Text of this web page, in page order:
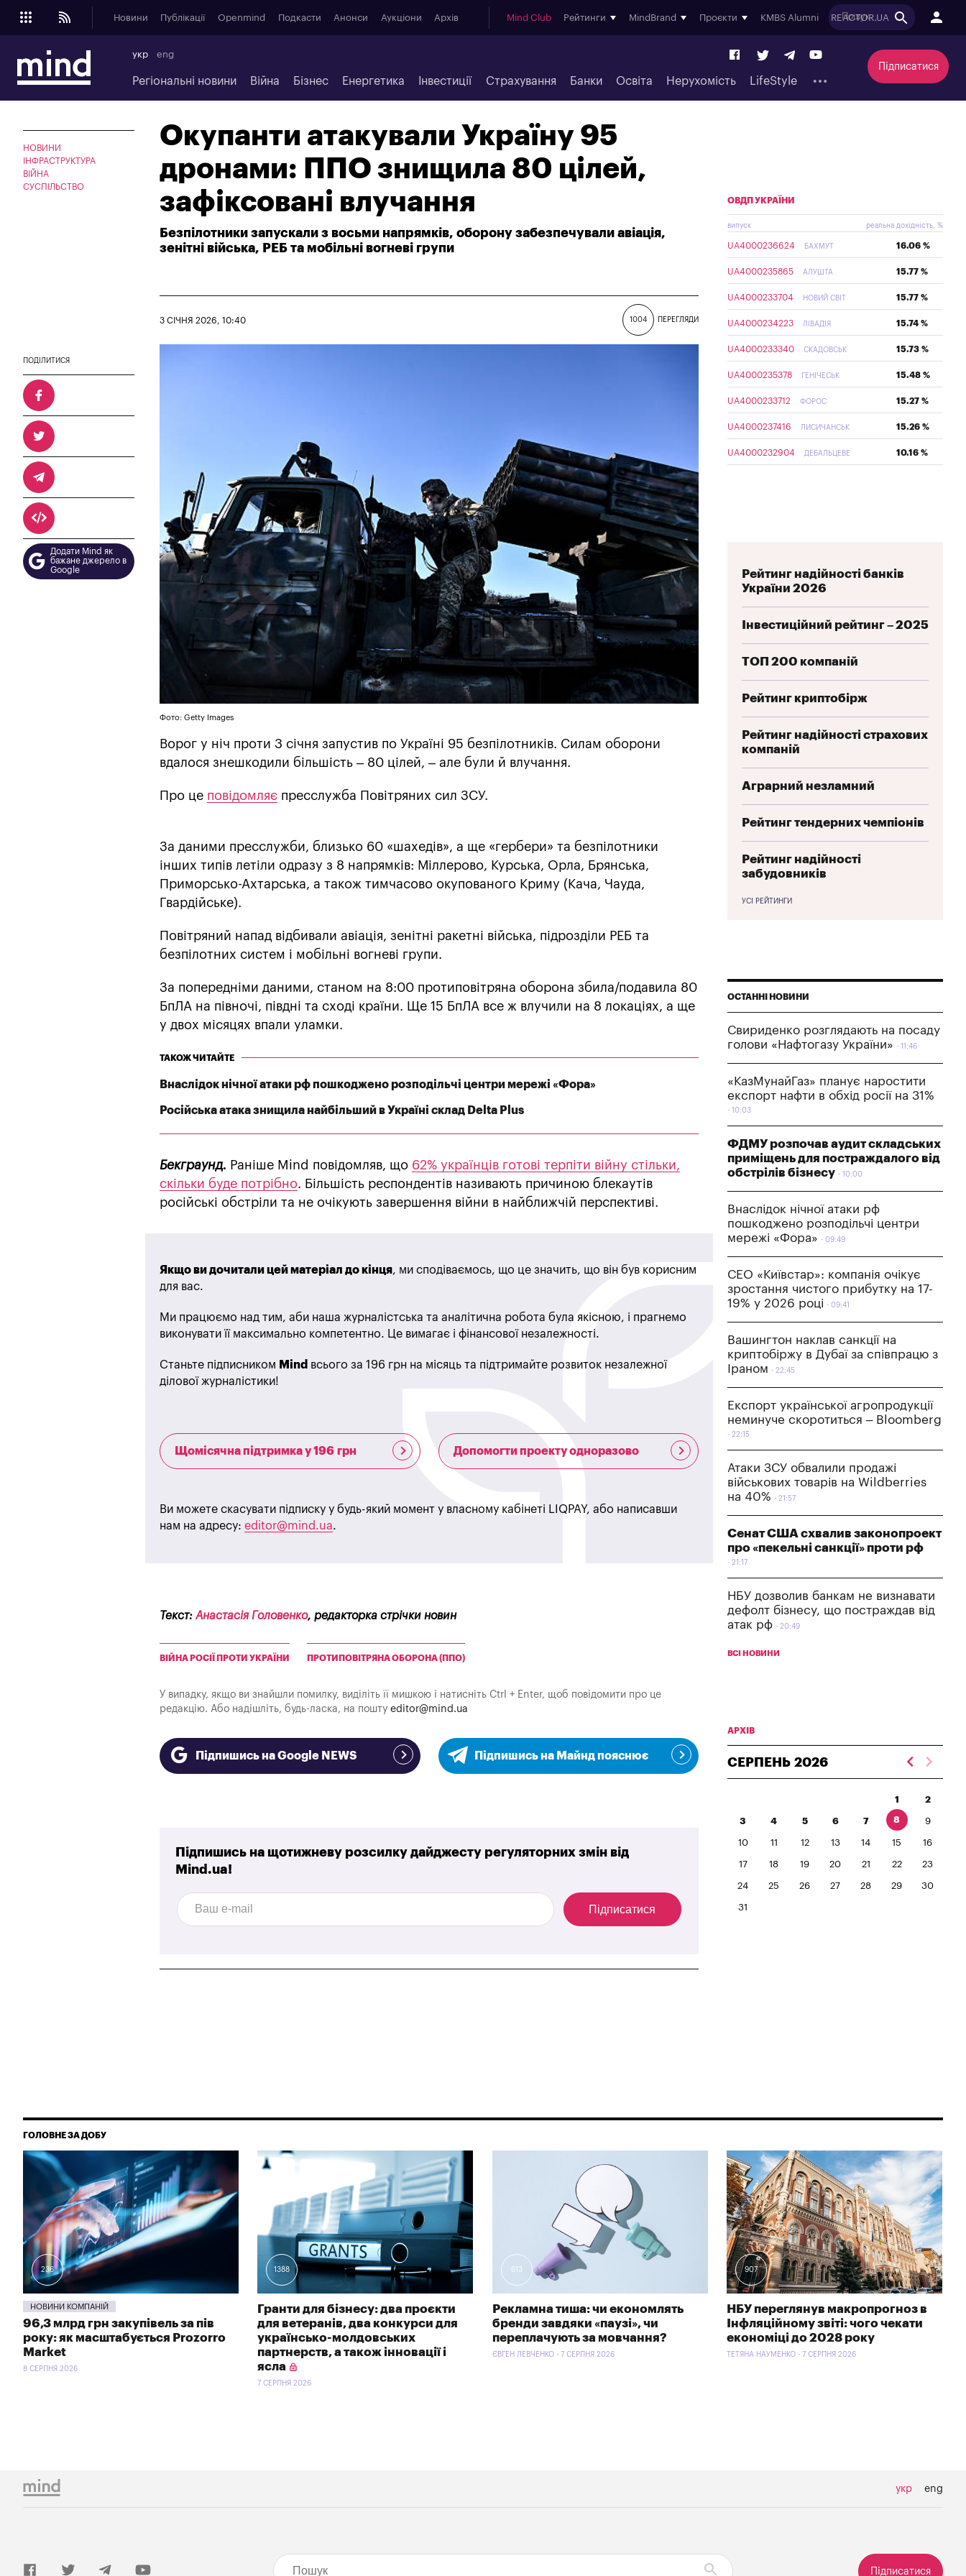
Новини Публікації Openmind Подкасти Анонси Аукціони Архів Mind Club Рейтинги MindBrand Проєкти KMBS Alumni REACTOR.UA
укр eng
Регіональні новини Війна Бізнес Енергетика Інвестиції Страхування Банки Освіта Нерухомість LifeStyle
Підписатися
НОВИНИ
ІНФРАСТРУКТУРА
ВІЙНА
СУСПІЛЬСТВО
Окупанти атакували Україну 95
дронами: ППО знищила 80 цілей,
зафіксовані влучання
Безпілотники запускали з восьми напрямків, оборону забезпечували авіація,
зенітні війська, РЕБ та мобільні вогневі групи
1004 ПЕРЕГЛЯДИ
3 СІЧНЯ 2026, 10:40
ПОДІЛИТИСЯ
Додати Mind як
бажане джерело в
Google
Фото: Getty Images
Ворог у ніч проти 3 січня запустив по Україні 95 безпілотників. Силам оборони
вдалося знешкодили більшість – 80 цілей, – але були й влучання.
Про це повідомляє пресслужба Повітряних сил ЗСУ.
За даними пресслужби, близько 60 «шахедів», а ще «гербери» та безпілотники
інших типів летіли одразу з 8 напрямків: Міллерово, Курська, Орла, Брянська,
Приморсько-Ахтарська, а також тимчасово окупованого Криму (Кача, Чауда,
Гвардійське).
Повітряний напад відбивали авіація, зенітні ракетні війська, підрозділи РЕБ та
безпілотних систем і мобільні вогневі групи.
За попередніми даними, станом на 8:00 протиповітряна оборона збила/подавила 80
БпЛА на півночі, півдні та сході країни. Ще 15 БпЛА все ж влучили на 8 локаціях, а ще
у двох місяцях впали уламки.
ТАКОЖ ЧИТАЙТЕ
Внаслідок нічної атаки рф пошкоджено розподільчі центри мережі «Фора»
Російська атака знищила найбільший в Україні склад Delta Plus
Бекграунд. Раніше Mind повідомляв, що 62% українців готові терпіти війну стільки,
скільки буде потрібно. Більшість респондентів називають причиною блекаутів
російські обстріли та не очікують завершення війни в найближчій перспективі.
Якщо ви дочитали цей матеріал до кінця, ми сподіваємось, що це значить, що він був корисним
для вас.
Ми працюємо над тим, аби наша журналістська та аналітична робота була якісною, і прагнемо
виконувати її максимально компетентно. Це вимагає і фінансової незалежності.
Станьте підписником Mind всього за 196 грн на місяць та підтримайте розвиток незалежної
ділової журналістики!
Щомісячна підтримка у 196 грн Допомогти проекту одноразово
Ви можете скасувати підписку у будь-який момент у власному кабінеті LIQPAY, або написавши
нам на адресу: editor@mind.ua.
Текст: Анастасія Головенко, редакторка стрічки новин
ВІЙНА РОСІЇ ПРОТИ УКРАЇНИ ПРОТИПОВІТРЯНА ОБОРОНА (ППО)
У випадку, якщо ви знайшли помилку, виділіть її мишкою і натисніть Ctrl + Enter, щоб повідомити про це
редакцію. Або надішліть, будь-ласка, на пошту editor@mind.ua
Підпишись на Google NEWS Підпишись на Майнд пояснює
Підпишись на щотижневу розсилку дайджесту регуляторних змін від
Mind.ua!
Підписатися
ОВДП УКРАЇНИ
випуск реальна дохідність, %
UA4000236624 БАХМУТ 16.06 %
UA4000235865 АЛУШТА 15.77 %
UA4000233704 НОВИЙ СВІТ 15.77 %
UA4000234223 ЛІВАДІЯ 15.74 %
UA4000233340 СКАДОВСЬК 15.73 %
UA4000235378 ГЕНІЧЕСЬК 15.48 %
UA4000233712 ФОРОС 15.27 %
UA4000237416 ЛИСИЧАНСЬК 15.26 %
UA4000232904 ДЕБАЛЬЦЕВЕ 10.16 %
Рейтинг надійності банків
України 2026
Інвестиційний рейтинг – 2025
ТОП 200 компаній
Рейтинг криптобірж
Рейтинг надійності страхових
компаній
Аграрний незламний
Рейтинг тендерних чемпіонів
Рейтинг надійності
забудовників
УСІ РЕЙТИНГИ
ОСТАННІ НОВИНИ
Свириденко розглядають на посаду
голови «Нафтогазу України»
11:46
«КазМунайГаз» планує наростити
експорт нафти в обхід росії на 31%
10:03
ФДМУ розпочав аудит складських
приміщень для постраждалого від
обстрілів бізнесу
10:00
Внаслідок нічної атаки рф
пошкоджено розподільчі центри
мережі «Фора»
09:49
СЕО «Київстар»: компанія очікує
зростання чистого прибутку на 17-
19% у 2026 році
09:41
Вашингтон наклав санкції на
криптобіржу в Дубаї за співпрацю з
Іраном
22:45
Експорт української агропродукції
неминуче скоротиться – Bloomberg
22:15
Атаки ЗСУ обвалили продажі
військових товарів на Wildberries
на 40%
21:57
Сенат США схвалив законопроект
про «пекельні санкції» проти рф
21:17
НБУ дозволив банкам не визнавати
дефолт бізнесу, що постраждав від
атак рф
20:49
ВСІ НОВИНИ
АРХІВ
СЕРПЕНЬ 2026
1 2
3 4 5 6 7 8 9
10 11 12 13 14 15 16
17 18 19 20 21 22 23
24 25 26 27 28 29 30
31
ГОЛОВНЕ ЗА ДОБУ
236
НОВИНИ КОМПАНІЙ
96,3 млрд грн закупівель за пів
року: як масштабується Prozorro
Market
8 СЕРПНЯ 2026
1388
Гранти для бізнесу: два проєкти
для ветеранів, два конкурси для
українсько-молдовських
партнерств, а також інновації і
ясла
7 СЕРПНЯ 2026
613
Рекламна тиша: чи економлять
бренди завдяки «паузі», чи
переплачують за мовчання?
ЄВГЕН ЛЕВЧЕНКО - 7 СЕРПНЯ 2026
907
НБУ переглянув макропрогноз в
Інфляційному звіті: чого чекати
економіці до 2028 року
ТЕТЯНА НАУМЕНКО - 7 СЕРПНЯ 2026
укр eng
Підписатися